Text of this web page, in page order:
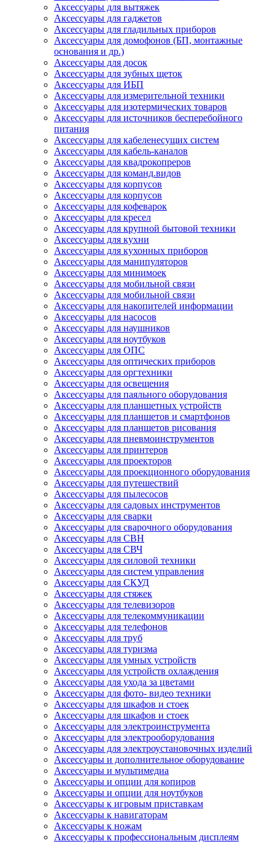
Аксессуары для вытяжек
Аксессуары для гаджетов
Аксессуары для гладильных приборов
Аксессуары для домофонов (БП, монтажные
основания и др.)
Аксессуары для досок
Аксессуары для зубных щеток
Аксессуары для ИБП
Аксессуары для измерительной техники
Аксессуары для изотермических товаров
Аксессуары для источников бесперебойного
питания
Аксессуары для кабеленесущих систем
Аксессуары для кабель-каналов
Аксессуары для квадрокопреров
Аксессуары для команд.видов
Аксессуары для корпусов
Аксессуары для корпусов
Аксессуары для кофеварок
Аксессуары для кресел
Аксессуары для крупной бытовой техники
Аксессуары для кухни
Аксессуары для кухонных приборов
Аксессуары для манипуляторов
Аксессуары для минимоек
Аксессуары для мобильной связи
Аксессуары для мобильной связи
Аксессуары для накопителей информации
Аксессуары для насосов
Аксессуары для наушников
Аксессуары для ноутбуков
Аксессуары для ОПС
Аксессуары для оптических приборов
Аксессуары для оргтехники
Аксессуары для освещения
Аксессуары для паяльного оборудования
Аксессуары для планшетных устройств
Аксессуары для планшетов и смартфонов
Аксессуары для планшетов рисования
Аксессуары для пневмоинструментов
Аксессуары для принтеров
Аксессуары для проекторов
Аксессуары для проекционного оборудования
Аксессуары для путешествий
Аксессуары для пылесосов
Аксессуары для садовых инструментов
Аксессуары для сварки
Аксессуары для сварочного оборудования
Аксессуары для СВН
Аксессуары для СВЧ
Аксессуары для силовой техники
Аксессуары для систем управления
Аксессуары для СКУД
Аксессуары для стяжек
Аксессуары для телевизоров
Аксессуары для телекоммуникации
Аксессуары для телефонов
Аксессуары для труб
Аксессуары для туризма
Аксессуары для умных устройств
Аксессуары для устройств охлаждения
Аксессуары для ухода за цветами
Аксессуары для фото- видео техники
Аксессуары для шкафов и стоек
Аксессуары для шкафов и стоек
Аксессуары для электроинструмента
Аксессуары для электрооборудования
Аксессуары для электроустановочных изделий
Аксессуары и дополнительное оборудование
Аксессуары и мультимедиа
Аксессуары и опции для копиров
Аксессуары и опции для ноутбуков
Аксессуары к игровым приставкам
Аксессуары к навигаторам
Аксессуары к ножам
Аксессуары к профессиональным дисплеям